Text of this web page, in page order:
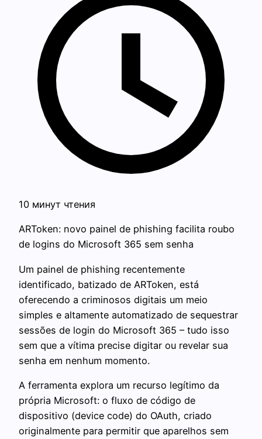
10 минут чтения
ARToken: novo painel de phishing facilita roubo
de logins do Microsoft 365 sem senha
Um painel de phishing recentemente
identificado, batizado de ARToken, está
oferecendo a criminosos digitais um meio
simples e altamente automatizado de sequestrar
sessões de login do Microsoft 365 – tudo isso
sem que a vítima precise digitar ou revelar sua
senha em nenhum momento.
A ferramenta explora um recurso legítimo da
própria Microsoft: o fluxo de código de
dispositivo (device code) do OAuth, criado
originalmente para permitir que aparelhos sem